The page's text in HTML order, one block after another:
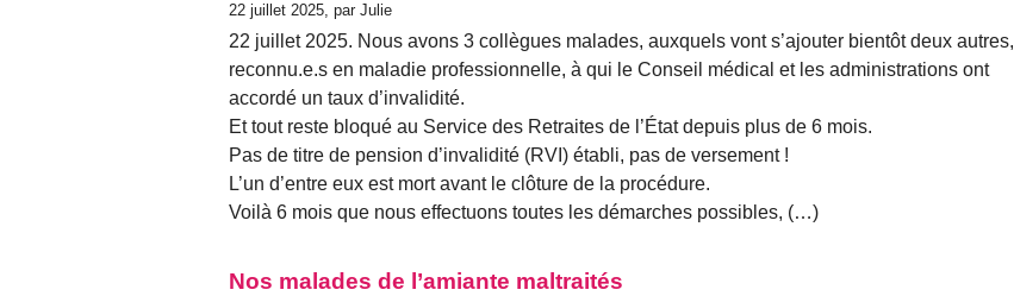
22 juillet 2025, par Julie
22 juillet 2025. Nous avons 3 collègues malades, auxquels vont s’ajouter bientôt deux autres,
reconnu.e.s en maladie professionnelle, à qui le Conseil médical et les administrations ont
accordé un taux d’invalidité.
Et tout reste bloqué au Service des Retraites de l’État depuis plus de 6 mois.
Pas de titre de pension d’invalidité (RVI) établi, pas de versement !
L’un d’entre eux est mort avant le clôture de la procédure.
Voilà 6 mois que nous effectuons toutes les démarches possibles, (…)
Nos malades de l’amiante maltraités